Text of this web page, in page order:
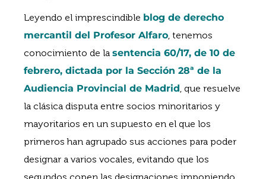
Leyendo el imprescindible blog de derecho
mercantil del Profesor Alfaro, tenemos
conocimiento de la sentencia 60/17, de 10 de
febrero, dictada por la Sección 28ª de la
Audiencia Provincial de Madrid, que resuelve
la clásica disputa entre socios minoritarios y
mayoritarios en un supuesto en el que los
primeros han agrupado sus acciones para poder
designar a varios vocales, evitando que los